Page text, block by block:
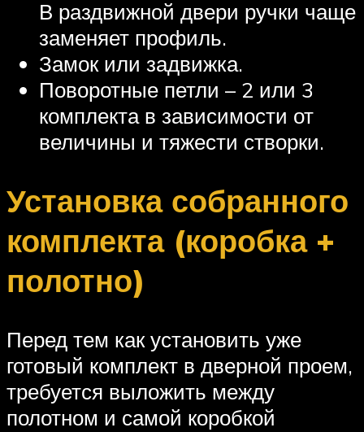
В раздвижной двери ручки чаще
заменяет профиль.
Замок или задвижка.
Поворотные петли – 2 или 3
комплекта в зависимости от
величины и тяжести створки.
Установка собранного
комплекта (коробка +
полотно)
Перед тем как установить уже
готовый комплект в дверной проем,
требуется выложить между
полотном и самой коробкой